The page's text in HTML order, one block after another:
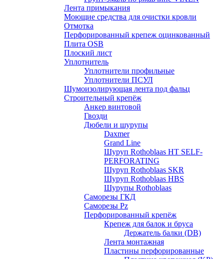
Лента примыкания
Моющие средства для очистки кровли
Отмотка
Перфорированный крепеж оцинкованный
Плита OSB
Плоский лист
Уплотнитель
Уплотнители профильные
Уплотнители ПСУЛ
Шумоизолирующая лента под фальц
Строительный крепёж
Анкер винтовой
Гвозди
Дюбели и шурупы
Daxmer
Grand Line
Шуруп Rothoblaas HT SELF-
PERFORATING
Шуруп Rothoblaas SKR
Шуруп Rothoblaas НВS
Шурупы Rothoblaas
Саморeзы ГКД
Саморезы Pz
Перфорированный крепёж
Крепеж для балок и бруса
Держатель балки (DB)
Лента монтажнaя
Пластины перфорированные